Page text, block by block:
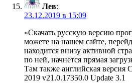
Лев:
23.12.2019 в 15:09
«Скачать русскую версию
можете на нашем сайте,
находится внизу активной
по ней, начнется прямая
Там также английская версия
2019 v21.0.17350.0 Update 3.1